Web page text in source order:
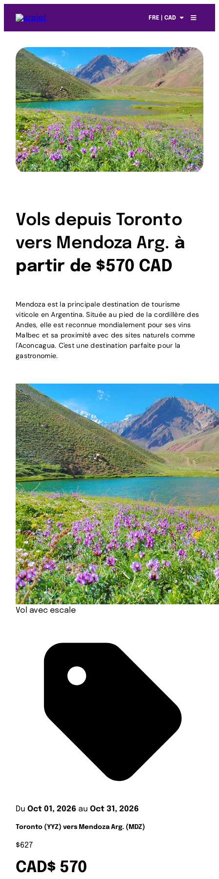
FRE | CAD
Vols depuis Toronto
vers Mendoza Arg. à
partir de $570 CAD
Mendoza est la principale destination de tourisme
viticole en Argentina. Située au pied de la cordillère des
Andes, elle est reconnue mondialement pour ses vins
Malbec et sa proximité avec des sites naturels comme
l'Aconcagua. C'est une destination parfaite pour la
gastronomie.
Vol avec escale
Du Oct 01, 2026 au Oct 31, 2026
Toronto (YYZ) vers Mendoza Arg. (MDZ)
$627
CAD$ 570